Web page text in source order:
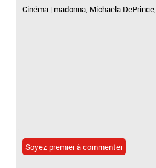
Cinéma | madonna, Michaela DePrince,
Soyez premier à commenter